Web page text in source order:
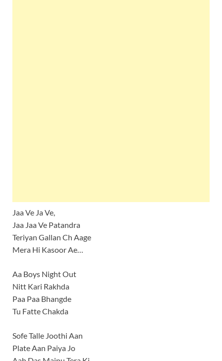
Jaa Ve Ja Ve,
Jaa Jaa Ve Patandra
Teriyan Gallan Ch Aage
Mera Hi Kasoor Ae…
Aa Boys Night Out
Nitt Kari Rakhda
Paa Paa Bhangde
Tu Fatte Chakda
Sofe Talle Joothi Aan
Plate Aan Paiya Jo